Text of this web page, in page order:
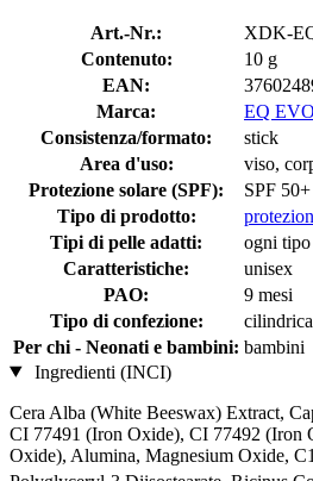
Art.-Nr.:
XDK-
Contenuto:
10 g
EAN:
Marca:
EQ
Consistenza/formato:
stick
Area d'uso:
viso,
Protezione solare (SPF):
SPF 50+
Tipo di prodotto:
Tipi di pelle adatti:
ogni tipo
Caratteristiche:
unisex
PAO:
9 mesi
Tipo di confezione:
cilindrica
Per chi - Neonati e bambini: bambini
Ingredienti (INCI)
Cera Alba (White Beeswax) Extract,
CI 77491 (Iron Oxide), CI 77492 (Iron
Oxide), Alumina, Magnesium Oxide,